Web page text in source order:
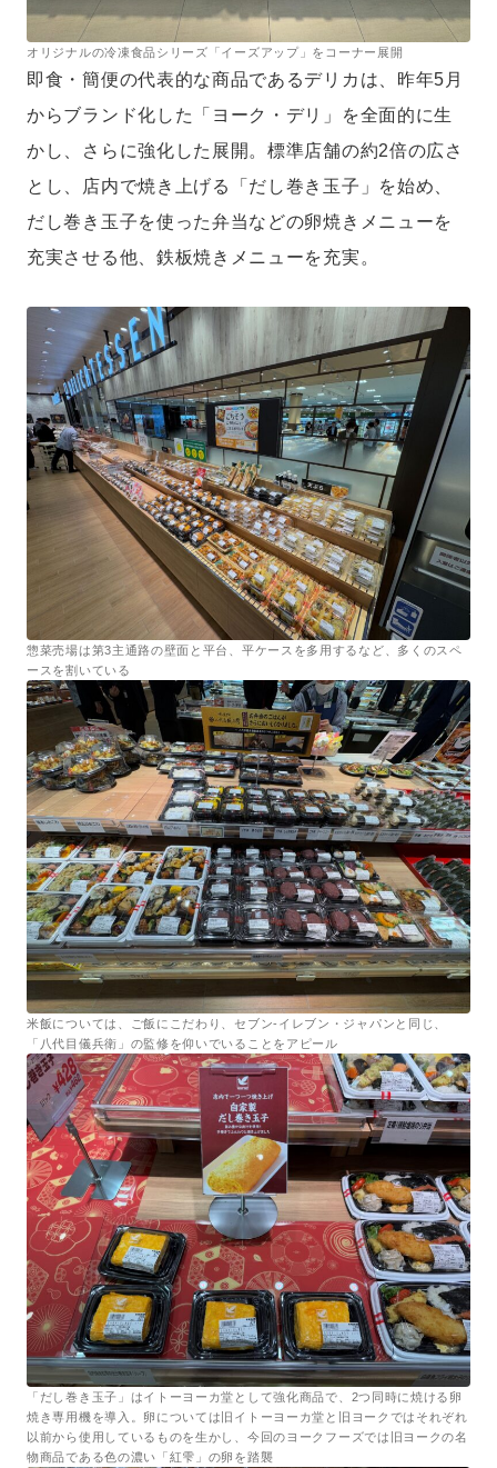
オリジナルの冷凍食品シリーズ「イーズアップ」をコーナー展開
即食・簡便の代表的な商品であるデリカは、昨年5月
からブランド化した「ヨーク・デリ」を全面的に生
かし、さらに強化した展開。標準店舗の約2倍の広さ
とし、店内で焼き上げる「だし巻き玉子」を始め、
だし巻き玉子を使った弁当などの卵焼きメニューを
充実させる他、鉄板焼きメニューを充実。
惣菜売場は第3主通路の壁面と平台、平ケースを多用するなど、多くのスペ
ースを割いている
米飯については、ご飯にこだわり、セブン-イレブン・ジャパンと同じ、
「八代目儀兵衛」の監修を仰いでいることをアピール
「だし巻き玉子」はイトーヨーカ堂として強化商品で、2つ同時に焼ける卵
焼き専用機を導入。卵については旧イトーヨーカ堂と旧ヨークではそれぞれ
以前から使用しているものを生かし、今回のヨークフーズでは旧ヨークの名
物商品である色の濃い「紅雫」の卵を踏襲